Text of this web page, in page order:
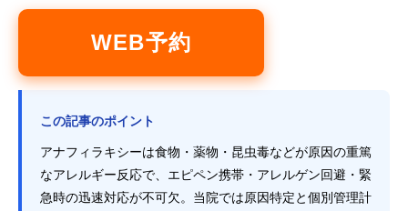
WEB予約
この記事のポイント
アナフィラキシーは食物・薬物・昆虫毒などが原因の重篤
なアレルギー反応で、エピペン携帯・アレルゲン回避・緊
急時の迅速対応が不可欠。当院では原因特定と個別管理計